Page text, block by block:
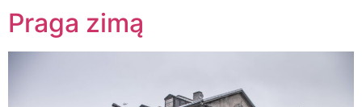
Praga zimą